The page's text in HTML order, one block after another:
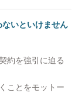
目によるかを問わ
金銭若しくは有
いといけません
約を強引に迫る
ことをモットー